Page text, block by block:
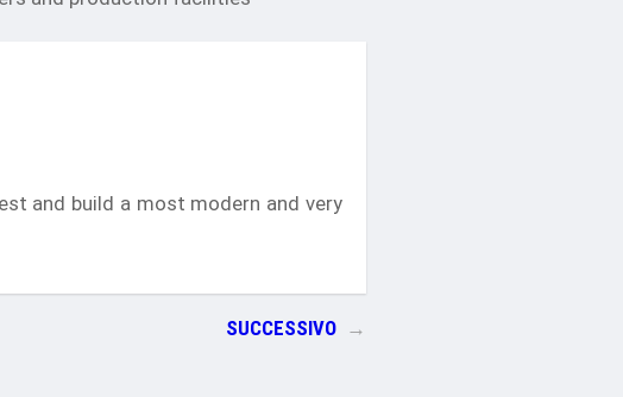
and build a most modern and very
SUCCESSIVO →